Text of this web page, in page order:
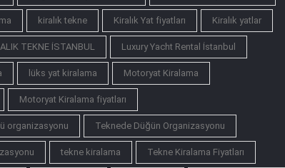
kiralık tekne Kiralık Yat fiyatları Kiralık yatlar
TEKNE İSTANBUL Luxury Yacht Rental İstanbul
lüks yat kiralama Motoryat Kiralama
Motoryat Kiralama fiyatları
organizasyonu Teknede Düğün Organizasyonu
tekne kiralama Tekne Kiralama Fiyatları